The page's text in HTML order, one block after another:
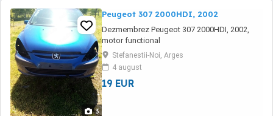
3
Peugeot 307 2000HDI, 2002
Dezmembrez Peugeot 307 2000HDI, 2002,
motor functional
Stefanestii-Noi, Arges
4 august
19 EUR